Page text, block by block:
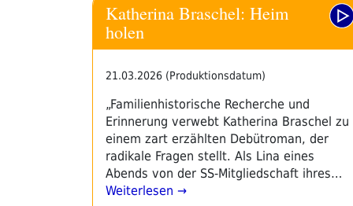
Katherina Braschel: Heim
holen
21.03.2026 (Produktionsdatum)
„Familienhistorische Recherche und
Erinnerung verwebt Katherina Braschel zu
einem zart erzählten Debütroman, der
radikale Fragen stellt. Als Lina eines
Abends von der SS-Mitgliedschaft ihres…
Weiterlesen →